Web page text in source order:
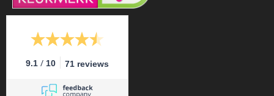
9.1 / 10 71 reviews